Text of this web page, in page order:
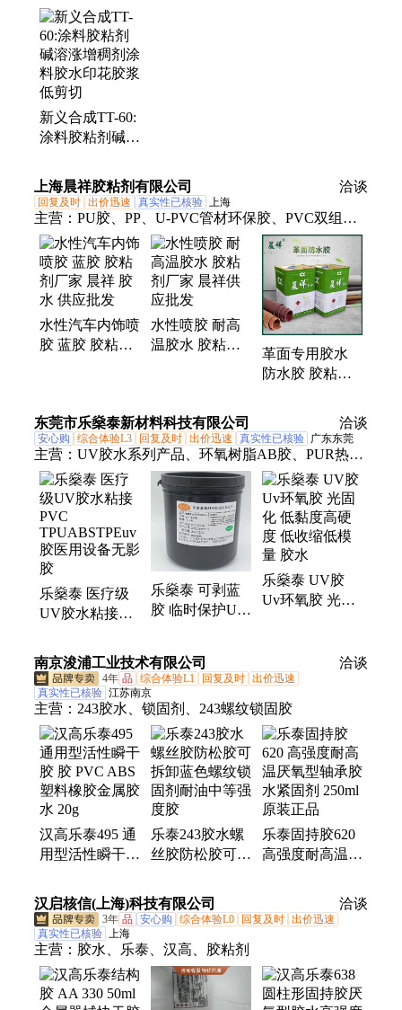
水、蛋糕盒胶水、卷烟专用胶水、蛋糕底盒胶水、清
除剂、消泡剂、粘合剂、减水剂、液体引气剂、甲醛
灭除剂、砂浆悬浮剂、水泥悬浮剂、抗涂鸦涂层、粉
体引气剂、甲醛吸附剂、粉末引气剂、甲醛捕捉剂、
石膏缓凝剂、砂浆引气剂、甲醛净化包、混凝土引气
剂
新义合成TT-60:
涂料胶粘剂碱溶
水印花胶浆低剪
切
上海晨祥胶粘剂有限公司 洽谈
回复及时 出价迅速 真实性已核验 上海
主营： PU胶、PP、U-PVC管材环保胶、PVC双组份
包覆胶、汽车内饰胶水、冲浪板、滑雪板专用胶、道
路反光贴专用胶、金属塑料注塑专用胶、氯丁胶(黄
胶)、耐高温环保喷胶、泡沫胶、皮划艇专用胶、水
性喷胶、水性汽车内饰胶、双组份汽车内饰喷胶、水
性胶、油性胶、马鞍马具专用胶、单组份聚氨酯胶
水性汽车内饰喷
胶 蓝胶 胶粘剂
水性喷胶 耐高
温胶水 胶粘剂
革面专用胶水
防水胶 胶粘剂
东莞市乐燊泰新材料科技有限公司 洽谈
安心购 综合体验L3 回复及时 出价迅速 真实性已核验 广东东莞
主营： UV胶水系列产品、环氧树脂AB胶、PUR热熔
胶、快干胶/舜干胶
乐燊泰 医疗级
UV胶水粘接
TPUABSTPEuv
胶医用设备无影
胶
乐燊泰 可剥蓝
胶 临时保护UV
乐燊泰 UV胶
Uv环氧胶 光固
南京浚浦工业技术有限公司 洽谈
4年 品 综合体验L1 回复及时 出价迅速
真实性已核验 江苏南京
主营： 243胶水、锁固剂、243螺纹锁固胶
汉高乐泰495 通
用型活性瞬干胶
料橡胶金属胶水
20g
乐泰243胶水螺
丝胶防松胶可拆
剂耐油中等强度
胶
乐泰固持胶620
高强度耐高温厌
固剂 250ml原装
正品
汉启核信(上海)科技有限公司 洽谈
3年 品 安心购 综合体验L0 回复及时 出价迅速
真实性已核验 上海
主营： 胶水、乐泰、汉高、胶粘剂